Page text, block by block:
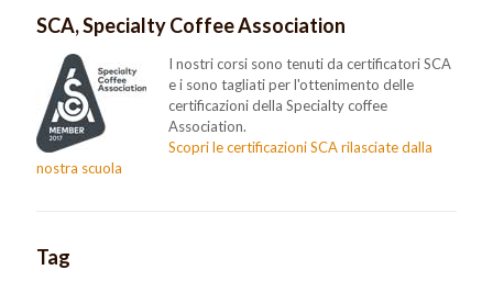
SCA, Specialty Coffee Association
I nostri corsi sono tenuti da certificatori SCA
e i sono tagliati per l'ottenimento delle
certificazioni della Specialty coffee
Association.
Scopri le certificazioni SCA rilasciate dalla
nostra scuola
Tag